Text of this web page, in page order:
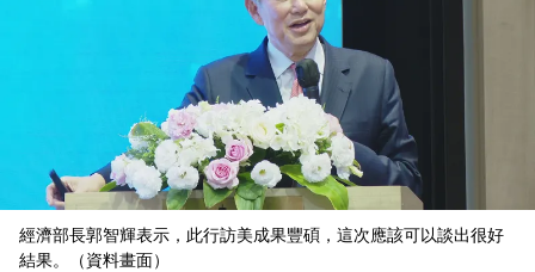
經濟部長郭智輝表示，此行訪美成果豐碩，這次應該可以談出很好
結果。（資料畫面）